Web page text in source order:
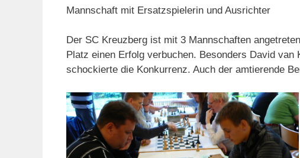
Mannschaft mit Ersatzspielerin und Ausrichter
Der SC Kreuzberg ist mit 3 Mannschaften
Platz einen Erfolg verbuchen. Besonders David
schockierte die Konkurrenz. Auch der amtierende